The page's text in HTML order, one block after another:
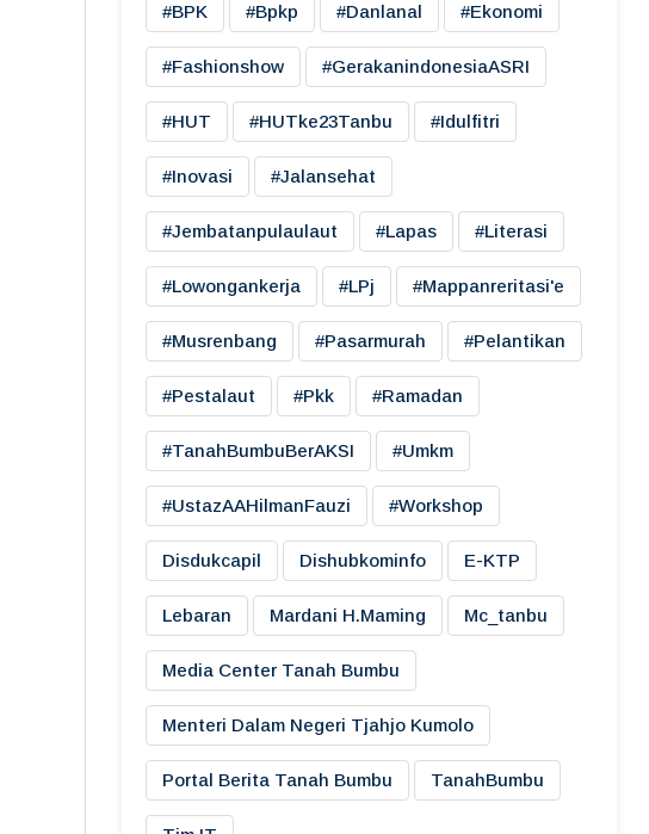
#BPK #bpkp #danlanal #ekonomi
#fashionshow #gerakanindonesiaASRI
#HUT #HUTke23Tanbu #idulfitri
#inovasi #jalansehat
#jembatanpulaulaut #lapas #literasi
#lowongankerja #LPj #mappanreritasi'e
#musrenbang #pasarmurah #pelantikan
#pestalaut #pkk #ramadan
#TanahBumbuBerAKSI #umkm
#UstazAAHilmanFauzi #workshop
Disdukcapil Dishubkominfo E-KTP
Lebaran Mardani H.maming Mc_tanbu
Media Center Tanah Bumbu
Menteri Dalam Negeri Tjahjo Kumolo
Portal Berita Tanah Bumbu TanahBumbu